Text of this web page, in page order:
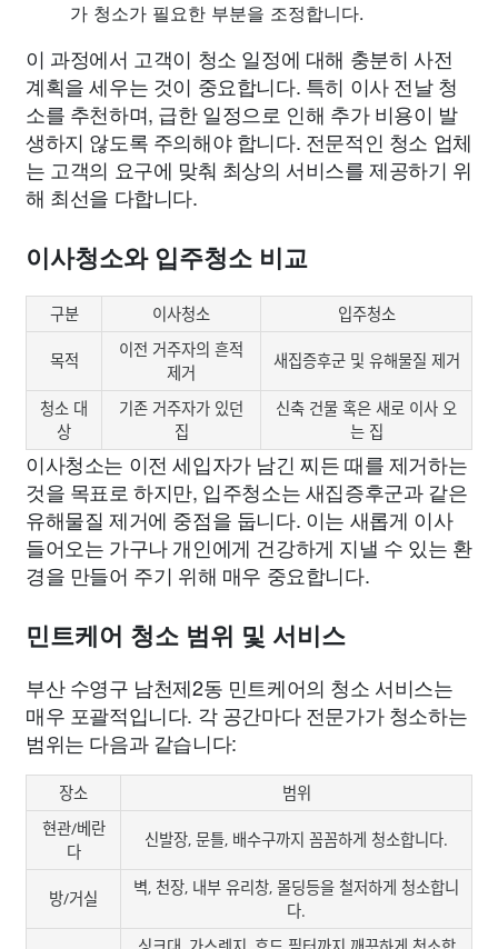
가 청소가 필요한 부분을 조정합니다.
이 과정에서 고객이 청소 일정에 대해 충분히 사전
계획을 세우는 것이 중요합니다. 특히 이사 전날 청
소를 추천하며, 급한 일정으로 인해 추가 비용이 발
생하지 않도록 주의해야 합니다. 전문적인 청소 업체
는 고객의 요구에 맞춰 최상의 서비스를 제공하기 위
해 최선을 다합니다.
이사청소와 입주청소 비교
구분 이사청소 입주청소
목적
이전 거주자의 흔적
제거
새집증후군 및 유해물질 제거
청소 대
상
기존 거주자가 있던
집
신축 건물 혹은 새로 이사 오
는 집
이사청소는 이전 세입자가 남긴 찌든 때를 제거하는
것을 목표로 하지만, 입주청소는 새집증후군과 같은
유해물질 제거에 중점을 둡니다. 이는 새롭게 이사
들어오는 가구나 개인에게 건강하게 지낼 수 있는 환
경을 만들어 주기 위해 매우 중요합니다.
민트케어 청소 범위 및 서비스
부산 수영구 남천제2동 민트케어의 청소 서비스는
매우 포괄적입니다. 각 공간마다 전문가가 청소하는
범위는 다음과 같습니다:
장소
범위
현관/베란
다
신발장, 문틀, 배수구까지 꼼꼼하게 청소합니다.
방/거실
벽, 천장, 내부 유리창, 몰딩등을 철저하게 청소합니
다.